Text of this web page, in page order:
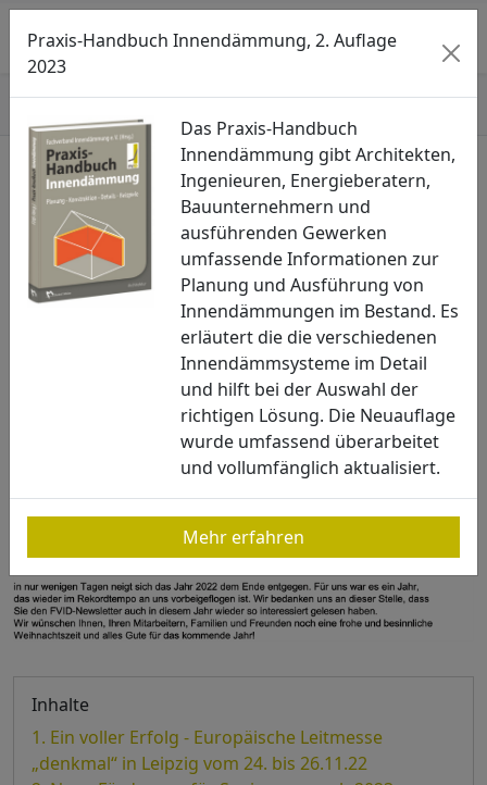
Start»Newsletter»IV/2022
Newsletter
IV/2022
Inhalte
Ein voller Erfolg - Europäische Leitmesse
„denkmal“ in Leipzig vom 24. bis 26.11.22
Seitenmenü öffnen
Praxis-Handbuch Innendämmung, 2. Auflage
2023
Das Praxis-Handbuch
Innendämmung gibt Architekten,
Ingenieuren, Energieberatern,
Bauunternehmern und
ausführenden Gewerken
umfassende Informationen zur
Planung und Ausführung von
Innendämmungen im Bestand. Es
erläutert die die verschiedenen
Innendämmsysteme im Detail
und hilft bei der Auswahl der
richtigen Lösung. Die Neuauflage
wurde umfassend überarbeitet
und vollumfänglich aktualisiert.
Mehr erfahren